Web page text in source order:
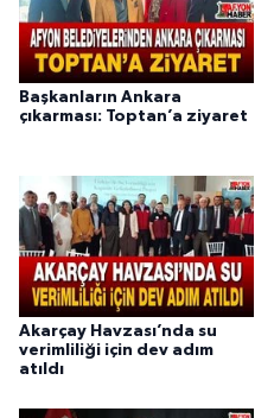
Başkanların Ankara
çıkarması: Toptan’a ziyaret
Akarçay Havzası’nda su
verimliliği için dev adım
atıldı